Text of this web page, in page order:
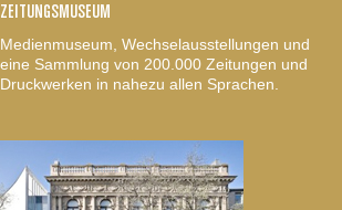
ZEITUNGSMUSEUM
Medienmuseum, Wechselausstellungen und
eine Sammlung von 200.000 Zeitungen und
Druckwerken in nahezu allen Sprachen.